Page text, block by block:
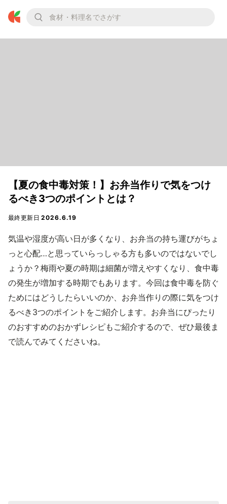
【夏の食中毒対策！】お弁当作りで気をつけ
るべき3つのポイントとは？
最終更新日2026.6.19
気温や湿度が高い日が多くなり、お弁当の持ち運びがちょ
っと心配…と思っていらっしゃる方も多いのではないでし
ょうか？梅雨や夏の時期は細菌が増えやすくなり、食中毒
の発生が増加する時期でもあります。今回は食中毒を防ぐ
ためにはどうしたらいいのか、お弁当作りの際に気をつけ
るべき3つのポイントをご紹介します。お弁当にぴったり
のおすすめのおかずレシピもご紹介するので、ぜひ最後ま
で読んでみてくださいね。